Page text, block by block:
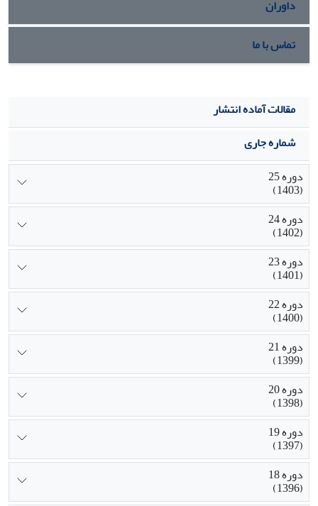
داوران
تماس با ما
مقالات آماده انتشار
شماره جاری
دوره 25
(1403)
دوره 24
(1402)
دوره 23
(1401)
دوره 22
(1400)
دوره 21
(1399)
دوره 20
(1398)
دوره 19
(1397)
دوره 18
(1396)